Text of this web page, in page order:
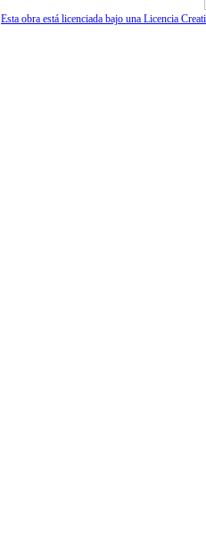
Esta obra está licenciada bajo una Licencia